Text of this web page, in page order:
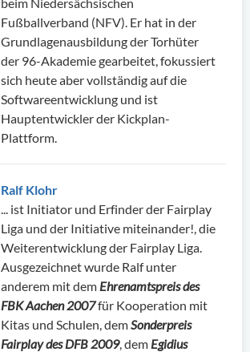
Fußballverband (NFV). Er hat in der
Grundlagenausbildung der Torhüter
der 96-Akademie gearbeitet, fokussiert
sich heute aber vollständig auf die
Softwareentwicklung und ist
Hauptentwickler der Kickplan-
Plattform.
Ralf Klohr
... ist Initiator und Erfinder der Fairplay
Liga und der Initiative miteinander!, die
Weiterentwicklung der Fairplay Liga.
Ausgezeichnet wurde Ralf unter
anderem mit dem Ehrenamtspreis des
FBK Aachen 2007für Kooperation mit
Kitas und Schulen, demSonderpreis
Fairplay des DFB 2009, dem Egidius